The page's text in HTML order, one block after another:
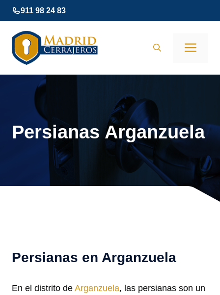
Saltar
al
contenido
911 98 24 83
Persianas Arganzuela
Persianas en Arganzuela
En el distrito de Arganzuela, las persianas son un